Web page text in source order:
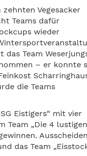
Vegesacker
Teams dafür
wieder
das Team
– er konnte
die Teams
Eistigers“ mit vier
„Die 4
Ausscheiden
das Team